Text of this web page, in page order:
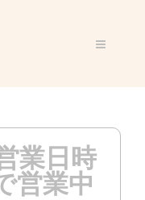
業日時
営業中